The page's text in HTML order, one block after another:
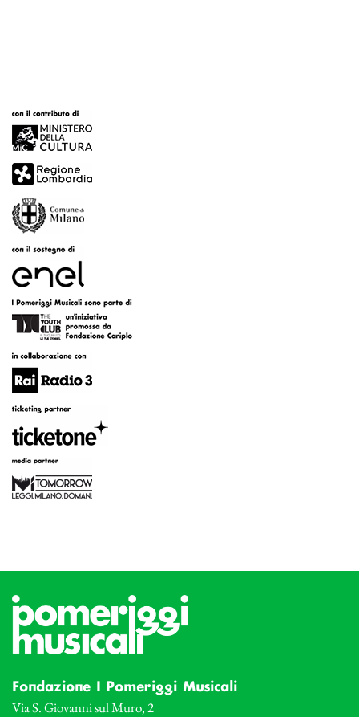
Fondazione I Pomeriggi Musicali
Via S. Giovanni sul Muro, 2